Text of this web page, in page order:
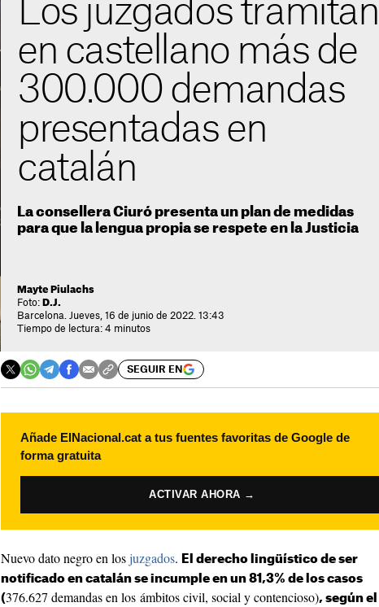
Los juzgados tramitan
en castellano más de
300.000 demandas
presentadas en
catalán
La consellera Ciuró presenta un plan de medidas
para que la lengua propia se respete en la Justicia
Mayte Piulachs
Foto: D.J.
Barcelona. Jueves, 16 de junio de 2022. 13:43
Tiempo de lectura: 4 minutos
SEGUIR EN
Añade ElNacional.cat a tus fuentes favoritas de Google de
forma gratuita
ACTIVAR AHORA →
Nuevo dato negro en losjuzgados. El derecho lingüístico de ser
notificado en catalán se incumple en un 81,3% de los casos
(376.627 demandas en los ámbitos civil, social y contencioso), según el